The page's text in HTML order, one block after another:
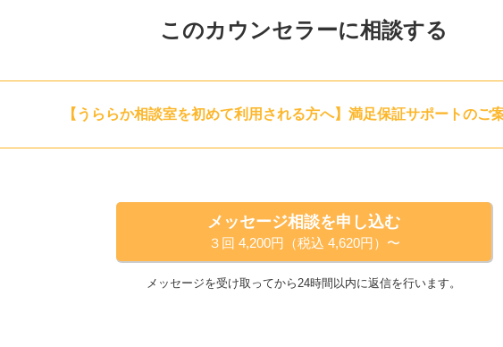
んどは原因がはっきりしないまま精神科病院に来院されます。
がはっきりした方が良いので、精神科の医師や看護師、心理師は疾患の原因を考え
れば、家族関係に、
処方し、強制的に妄想や幻聴を抑えるイメージを持っている方も多いと思いますが
このカウンセラーに相談する
【うららか相談室を初めて利用される方へ】満足保証サポートのご
メッセージ相談を申し込む
３回 4,200円（税込 4,620円）〜
メッセージを受け取ってから24時間以内に返信を行います。